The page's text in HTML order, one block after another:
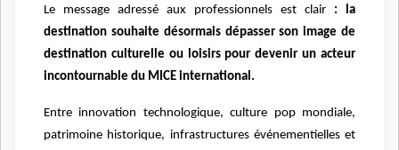
Le message adressé aux professionnels est clair : la
destination souhaite désormais dépasser son image de
destination culturelle ou loisirs pour devenir un acteur
incontournable du MICE international.
Entre innovation technologique, culture pop mondiale,
patrimoine historique, infrastructures événementielles et